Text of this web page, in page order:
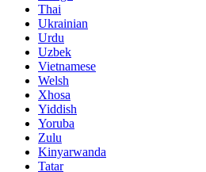
Thai
Ukrainian
Urdu
Uzbek
Vietnamese
Welsh
Xhosa
Yiddish
Yoruba
Zulu
Kinyarwanda
Tatar